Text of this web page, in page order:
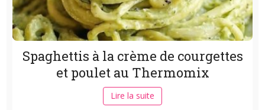
Spaghettis à la crème de courgettes
et poulet au Thermomix
Lire la suite